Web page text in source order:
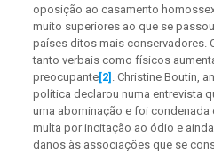
oposição ao casamento
muito superiores ao que se
países ditos mais conservadores.
tanto verbais como físicos
preocupante[2] . Christine Boutin,
política declarou numa entrevista
uma abominação e foi condenada
multa por incitação ao ódio e
danos às associações que se